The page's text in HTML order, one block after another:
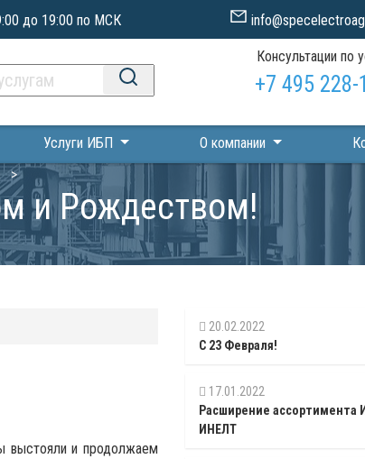
до 19:00 по МСК
Консультации по
+7 495 228-
Услуги ИБП О компании
и Рождеством!
выстояли и продолжаем
20.02.2022
С 23 Февраля!
17.01.2022
Расширение ассортимента
ИНЕЛТ